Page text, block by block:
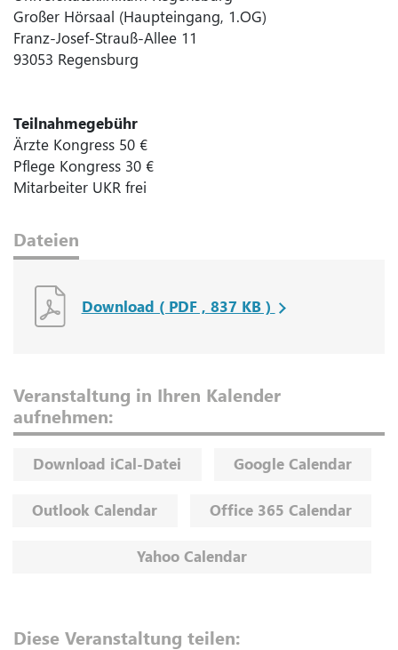
Großer Hörsaal (Haupteingang, 1.OG)
Franz-Josef-Strauß-Allee 11
93053 Regensburg
Teilnahmegebühr
Ärzte Kongress 50 €
Pflege Kongress 30 €
Mitarbeiter UKR frei
Dateien
Download ( PDF , 837 KB )
Veranstaltung in Ihren Kalender
aufnehmen:
Download iCal-Datei Google Calendar
Outlook Calendar Office 365 Calendar
Yahoo Calendar
Diese Veranstaltung teilen: